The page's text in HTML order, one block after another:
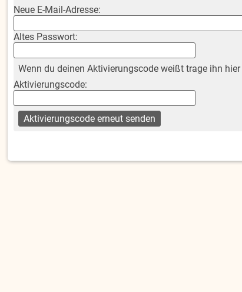
Neue E-Mail-Adresse:
Altes Passwort:
Wenn du deinen Aktivierungscode weißt trage ihn hier
Aktivierungscode: